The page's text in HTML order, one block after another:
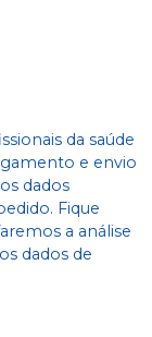
da saúde
e envio
dados
Fique
a análise
dados de